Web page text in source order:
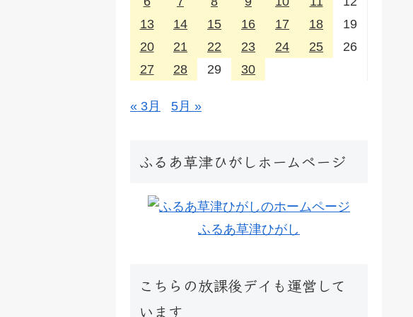
13
14 15 16 17 18
19
20
21 22 23 24 25
26
27
28 29 30
« 3月 5月 »
ふるあ草津ひがしホームページ
ふるあ草津ひがし
こちらの放課後デイも運営して
います